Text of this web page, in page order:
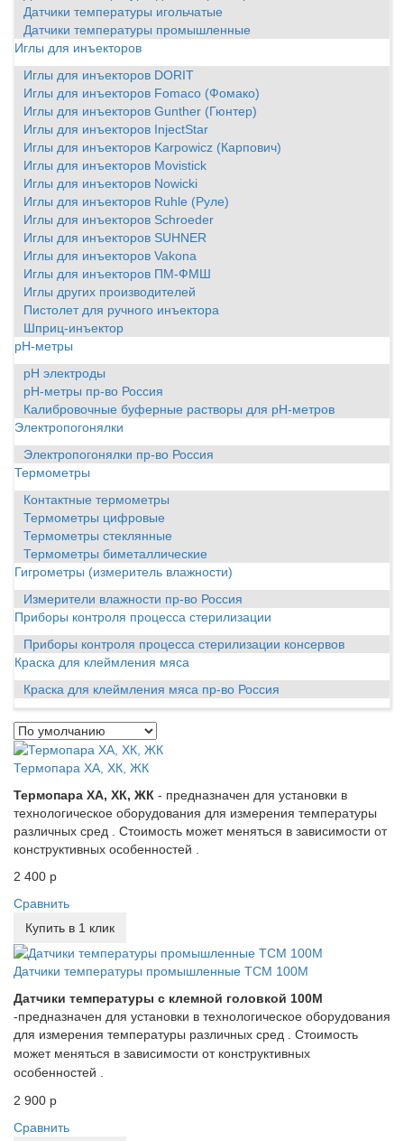
Датчики температуры игольчатые
Датчики температуры промышленные
Иглы для инъекторов
Иглы для инъекторов DORIT
Иглы для инъекторов Fomaco (Фомако)
Иглы для инъекторов Gunther (Гюнтер)
Иглы для инъекторов InjectStar
Иглы для инъекторов Karpowicz (Карпович)
Иглы для инъекторов Movistick
Иглы для инъекторов Nowicki
Иглы для инъекторов Ruhle (Руле)
Иглы для инъекторов Schroeder
Иглы для инъекторов SUHNER
Иглы для инъекторов Vakona
Иглы для инъекторов ПМ-ФМШ
Иглы других производителей
Пистолет для ручного инъектора
Шприц-инъектор
pH-метры
pH электроды
pH-метры пр-во Россия
Калибровочные буферные растворы для pH-метров
Электропогонялки
Электропогонялки пр-во Россия
Термометры
Контактные термометры
Термометры цифровые
Термометры стеклянные
Термометры биметаллические
Гигрометры (измеритель влажности)
Измерители влажности пр-во Россия
Приборы контроля процесса стерилизации
Приборы контроля процесса стерилизации консервов
Краска для клеймления мяса
Краска для клеймления мяса пр-во Россия
Термопара ХА, ХК, ЖК
Термопара ХА, ХК, ЖК - предназначен для установки в
технологическое оборудования для измерения температуры
различных сред . Стоимость может меняться в зависимости от
конструктивных особенностей .
2 400 р
Сравнить
Купить в 1 клик
Датчики температуры промышленные ТСМ 100М
Датчики температуры с клемной головкой 100М
-предназначен для установки в технологическое оборудования
для измерения температуры различных сред . Стоимость
может меняться в зависимости от конструктивных
особенностей .
2 900 р
Сравнить